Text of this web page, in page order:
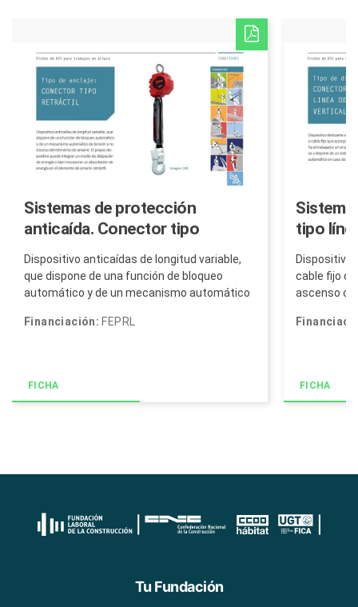
Sistemas de protección
anticaída. Conector tipo
retráctil.
Dispositivo anticaídas de longitud variable,
que dispone de una función de bloqueo
automático y de un mecanismo automático
Financiación: FEPRL
FICHA
tipo
Dispositivo
cable fijo
ascenso o
FICHA
Tu Fundación